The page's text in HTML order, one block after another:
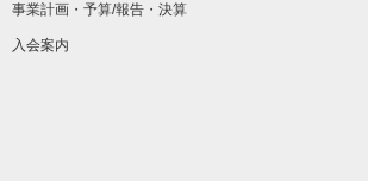
事業計画・予算/報告・決算
入会案内